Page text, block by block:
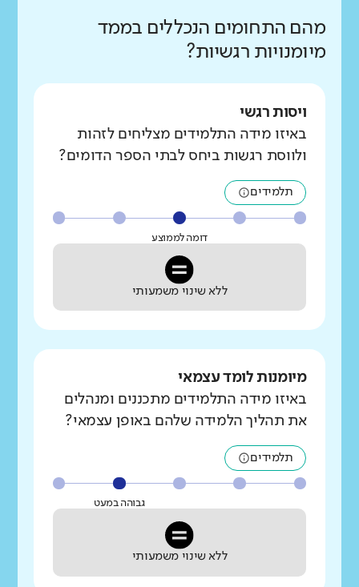
מהם התחומים הנכללים בממד
מיומנויות רגשיות?
ויסות רגשי
באיזו מידה התלמידים מצליחים לזהות
ולווסת רגשות ביחס לבתי הספר הדומים?
תלמידים
דומה לממוצע
ללא שינוי משמעותי
מיומנות לומד עצמאי
באיזו מידה התלמידים מתכננים ומנהלים
את תהליך הלמידה שלהם באופן עצמאי?
תלמידים
גבוהה במעט
ללא שינוי משמעותי